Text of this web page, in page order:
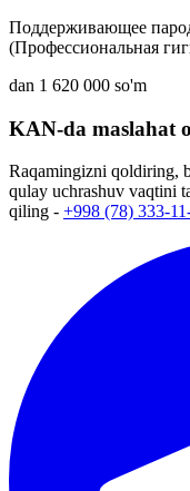
Поддерживающее
(Профессиональная
dan 1 620 000 so'm
KAN-da maslahat
Raqamingizni qoldiring,
qulay uchrashuv vaqtini
qiling - +998 (78) 333-